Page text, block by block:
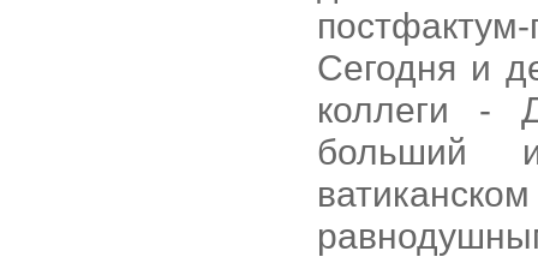
Сегодня и
коллеги -
больший